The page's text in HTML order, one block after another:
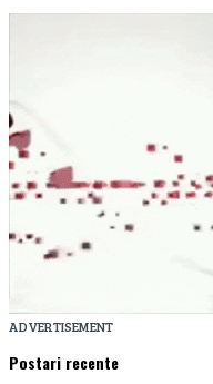
ADVERTISEMENT
Postari recente